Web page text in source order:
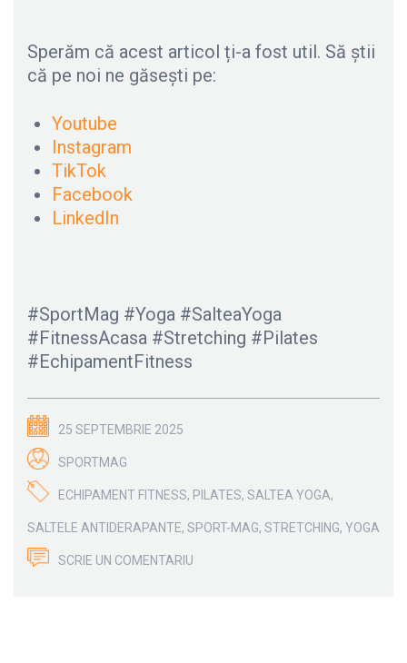
Sperăm că acest articol ți-a fost util. Să știi
că pe noi ne găsești pe:
Youtube
Instagram
TikTok
Facebook
LinkedIn
#SportMag #Yoga #SalteaYoga
#FitnessAcasa #Stretching #Pilates
#EchipamentFitness
25 SEPTEMBRIE 2025
SPORTMAG
ECHIPAMENT FITNESS, PILATES, SALTEA YOGA,
SALTELE ANTIDERAPANTE, SPORT-MAG, STRETCHING, YOGA
SCRIE UN COMENTARIU